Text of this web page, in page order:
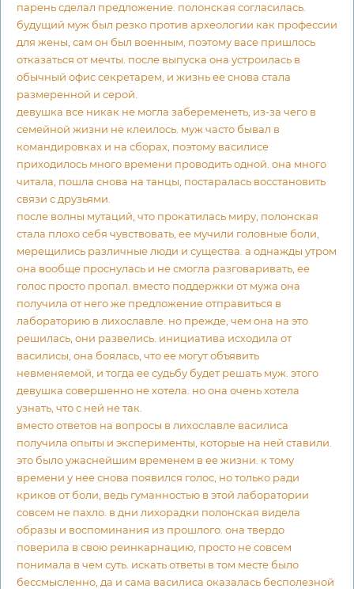
парень сделал предложение. полонская согласилась.
будущий муж был резко против археологии как профессии
для жены, сам он был военным, поэтому васе пришлось
отказаться от мечты. после выпуска она устроилась в
обычный офис секретарем, и жизнь ее снова стала
размеренной и серой.
девушка все никак не могла забеременеть, из-за чего в
семейной жизни не клеилось. муж часто бывал в
командировках и на сборах, поэтому василисе
приходилось много времени проводить одной. она много
читала, пошла снова на танцы, постаралась восстановить
связи с друзьями.
после волны мутаций, что прокатилась миру, полонская
стала плохо себя чувствовать, ее мучили головные боли,
мерещились различные люди и существа. а однажды утром
она вообще проснулась и не смогла разговаривать, ее
голос просто пропал. вместо поддержки от мужа она
получила от него же предложение отправиться в
лабораторию в лихославле. но прежде, чем она на это
решилась, они развелись. инициатива исходила от
василисы, она боялась, что ее могут объявить
невменяемой, и тогда ее судьбу будет решать муж. этого
девушка совершенно не хотела. но она очень хотела
узнать, что с ней не так.
вместо ответов на вопросы в лихославле василиса
получила опыты и эксперименты, которые на ней ставили.
это было ужаснейшим временем в ее жизни. к тому
времени у нее снова появился голос, но только ради
криков от боли, ведь гуманностью в этой лаборатории
совсем не пахло. в дни лихорадки полонская видела
образы и воспоминания из прошлого. она твердо
поверила в свою реинкарнацию, просто не совсем
понимала в чем суть. искать ответы в том месте было
бессмысленно, да и сама василиса оказалась бесполезной